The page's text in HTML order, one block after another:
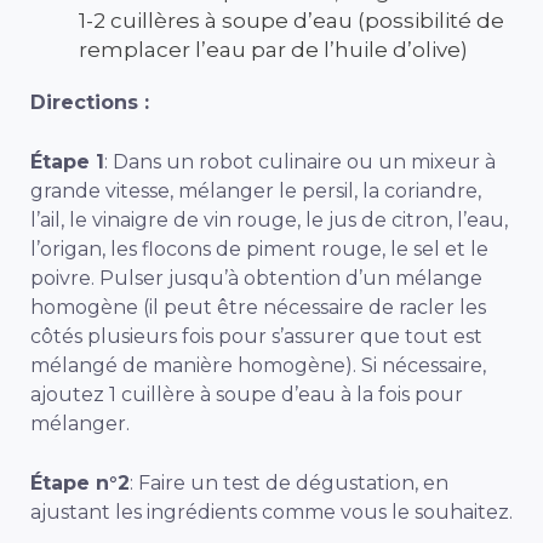
1-2 cuillères à soupe d’eau (possibilité de
remplacer l’eau par de l’huile d’olive)
Directions :
Étape 1 : Dans un robot culinaire ou un mixeur à
grande vitesse, mélanger le persil, la coriandre,
l’ail, le vinaigre de vin rouge, le jus de citron, l’eau,
l’origan, les flocons de piment rouge, le sel et le
poivre. Pulser jusqu’à obtention d’un mélange
homogène (il peut être nécessaire de racler les
côtés plusieurs fois pour s’assurer que tout est
mélangé de manière homogène). Si nécessaire,
ajoutez 1 cuillère à soupe d’eau à la fois pour
mélanger.
Étape n°2: Faire un test de dégustation, en
ajustant les ingrédients comme vous le souhaitez.